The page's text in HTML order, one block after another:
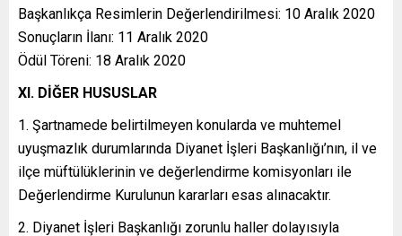
Başkanlıkça Resimlerin Değerlendirilmesi: 10 Aralık 2020
Sonuçların İlanı: 11 Aralık 2020
Ödül Töreni: 18 Aralık 2020
XI. DİĞER HUSUSLAR
Şartnamede belirtilmeyen konularda ve muhtemel
uyuşmazlık durumlarında Diyanet İşleri Başkanlığı’nın, il ve
ilçe müftülüklerinin ve değerlendirme komisyonları ile
Değerlendirme Kurulunun kararları esas alınacaktır.
Diyanet İşleri Başkanlığı zorunlu haller dolayısıyla